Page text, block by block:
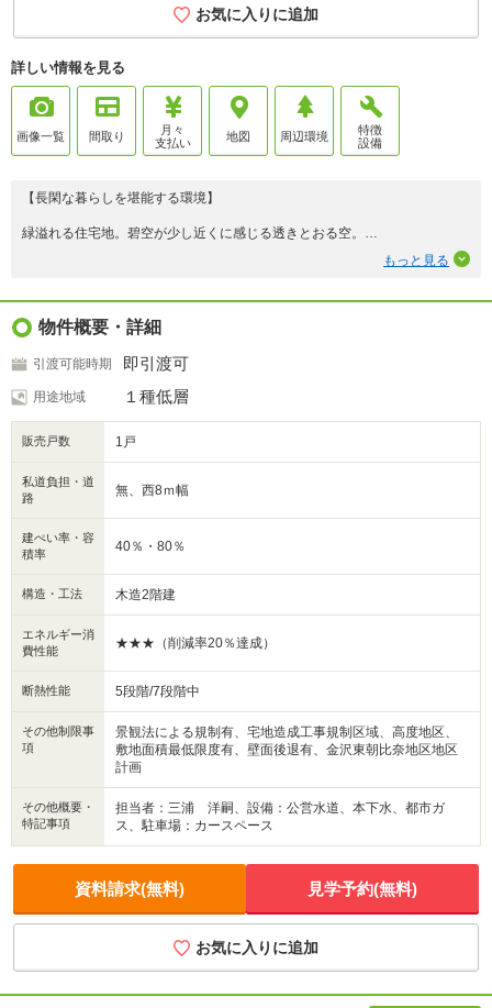
お気に入りに追加
詳しい情報を見る
画像一覧 間取り
月々
支払い
地図 周辺環境
特徴
設備
【長閑な暮らしを堪能する環境】
緑溢れる住宅地。碧空が少し近くに感じる透きとおる空。
【自分の拠点を築く喜び】
こんな時代だから家にいる時間を大切にしたい。
家でも仕事がストレスなく出来る環境を手に入れたい。
広くて明るくてストレスが少なくなる素敵な家。
リビングから自分の育てた草花を鑑賞し、
ゆったりとした四季の流れを感じてください。
新しい今までにない開放的な暮らしを是非ご体感ください。
ご内覧のご予約承り中。お気軽にご予約くださいませ♪
もっと見る
物件概要・詳細
引渡可能時期 即引渡可
用途地域 １種低層
販売戸数 1戸
私道負担・道
路
無、西8ｍ幅
建ぺい率・容
積率
40％・80％
構造・工法 木造2階建
エネルギー消
費性能
★★★（削減率20％達成）
断熱性能 5段階/7段階中
その他制限事
項
景観法による規制有、宅地造成工事規制区域、高度地区、
敷地面積最低限度有、壁面後退有、金沢東朝比奈地区地区
計画
その他概要・
特記事項
担当者：三浦 洋嗣、設備：公営水道、本下水、都市ガ
ス、駐車場：カースペース
資料請求(無料) 見学予約(無料)
お気に入りに追加